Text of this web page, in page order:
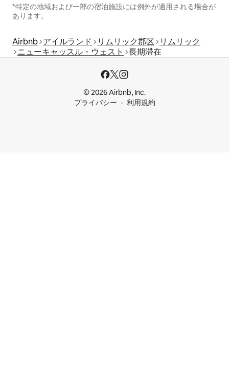
*特定の地域および一部の宿泊施設には例外が適用される場合が
あります。
Airbnb アイルランド リムリック郡区
リムリック
ニューキャッスル・ウェスト
長期滞在
© 2026 Airbnb, Inc.
プライバシー
利用規約